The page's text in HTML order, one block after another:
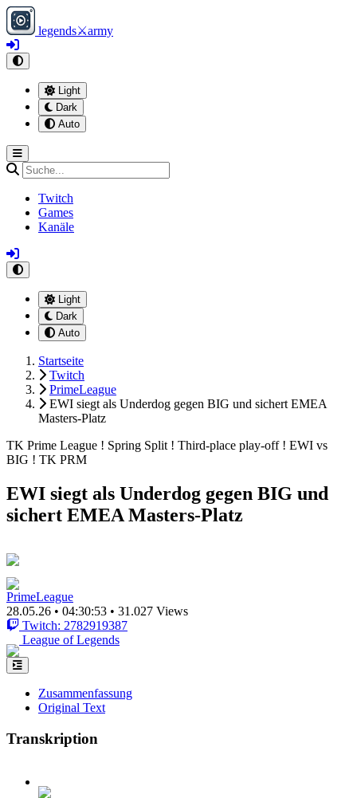
legends⚔army
Light
Dark
Auto
Twitch
Games
Kanäle
Light
Dark
Auto
Startseite
Twitch
PrimeLeague
EWI siegt als Underdog gegen BIG und sichert EMEA
Masters-Platz
TK Prime League ! Spring Split ! Third-place play-off ! EWI vs
BIG ! TK PRM
EWI siegt als Underdog gegen BIG und
sichert EMEA Masters-Platz
PrimeLeague
28.05.26 • 04:30:53 • 31.027 Views
Twitch: 2782919387
League of Legends
Zusammenfassung
Original Text
Transkription